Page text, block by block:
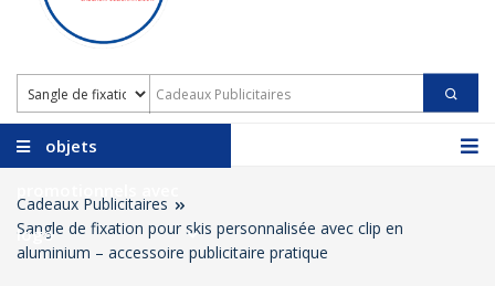
objets
logo
Cadeaux Publicitaires
Sangle de fixation pour skis personnalisée avec clip en
aluminium – accessoire publicitaire pratique